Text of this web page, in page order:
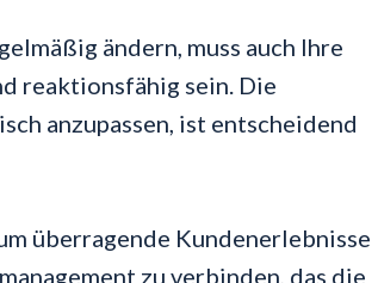
ändern, muss auch Ihre
reaktionsfähig sein. Die
anzupassen, ist entscheidend
überragende Kundenerlebnisse
zu verbinden, das die